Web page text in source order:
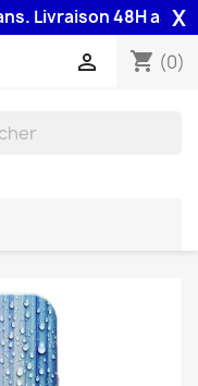
48H assurée
X
shopping_cart (0)
